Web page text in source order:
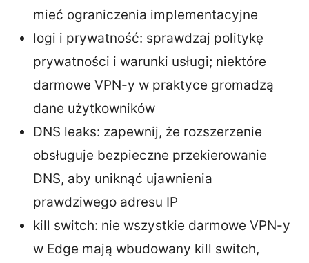
mieć ograniczenia implementacyjne
logi i prywatność: sprawdzaj politykę
prywatności i warunki usługi; niektóre
darmowe VPN-y w praktyce gromadzą
dane użytkowników
DNS leaks: zapewnij, że rozszerzenie
obsługuje bezpieczne przekierowanie
DNS, aby uniknąć ujawnienia
prawdziwego adresu IP
kill switch: nie wszystkie darmowe VPN-y
w Edge mają wbudowany kill switch,